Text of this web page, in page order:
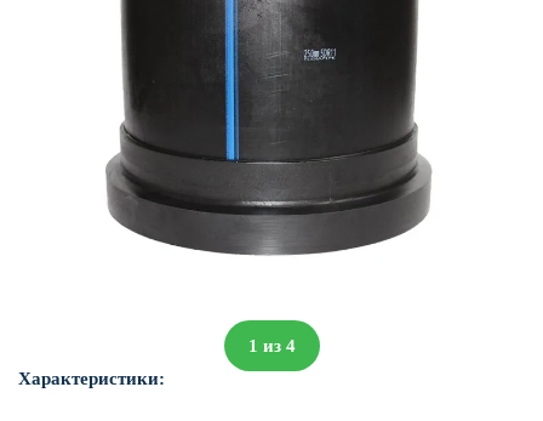
1 из 4
Характеристики: